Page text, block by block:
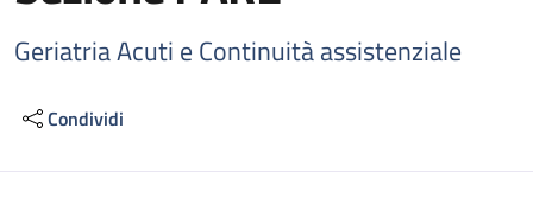
Geriatria Acuti e Continuità assistenziale
Condividi